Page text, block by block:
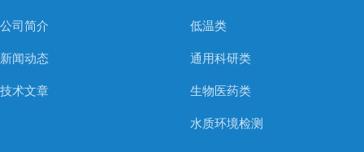
公司简介
新闻动态
技术文章
低温类
通用科研类
生物医药类
水质环境检测